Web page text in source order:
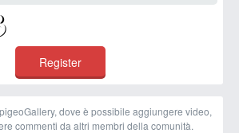
dove è possibile aggiungere video,
commenti da altri membri della comunità.